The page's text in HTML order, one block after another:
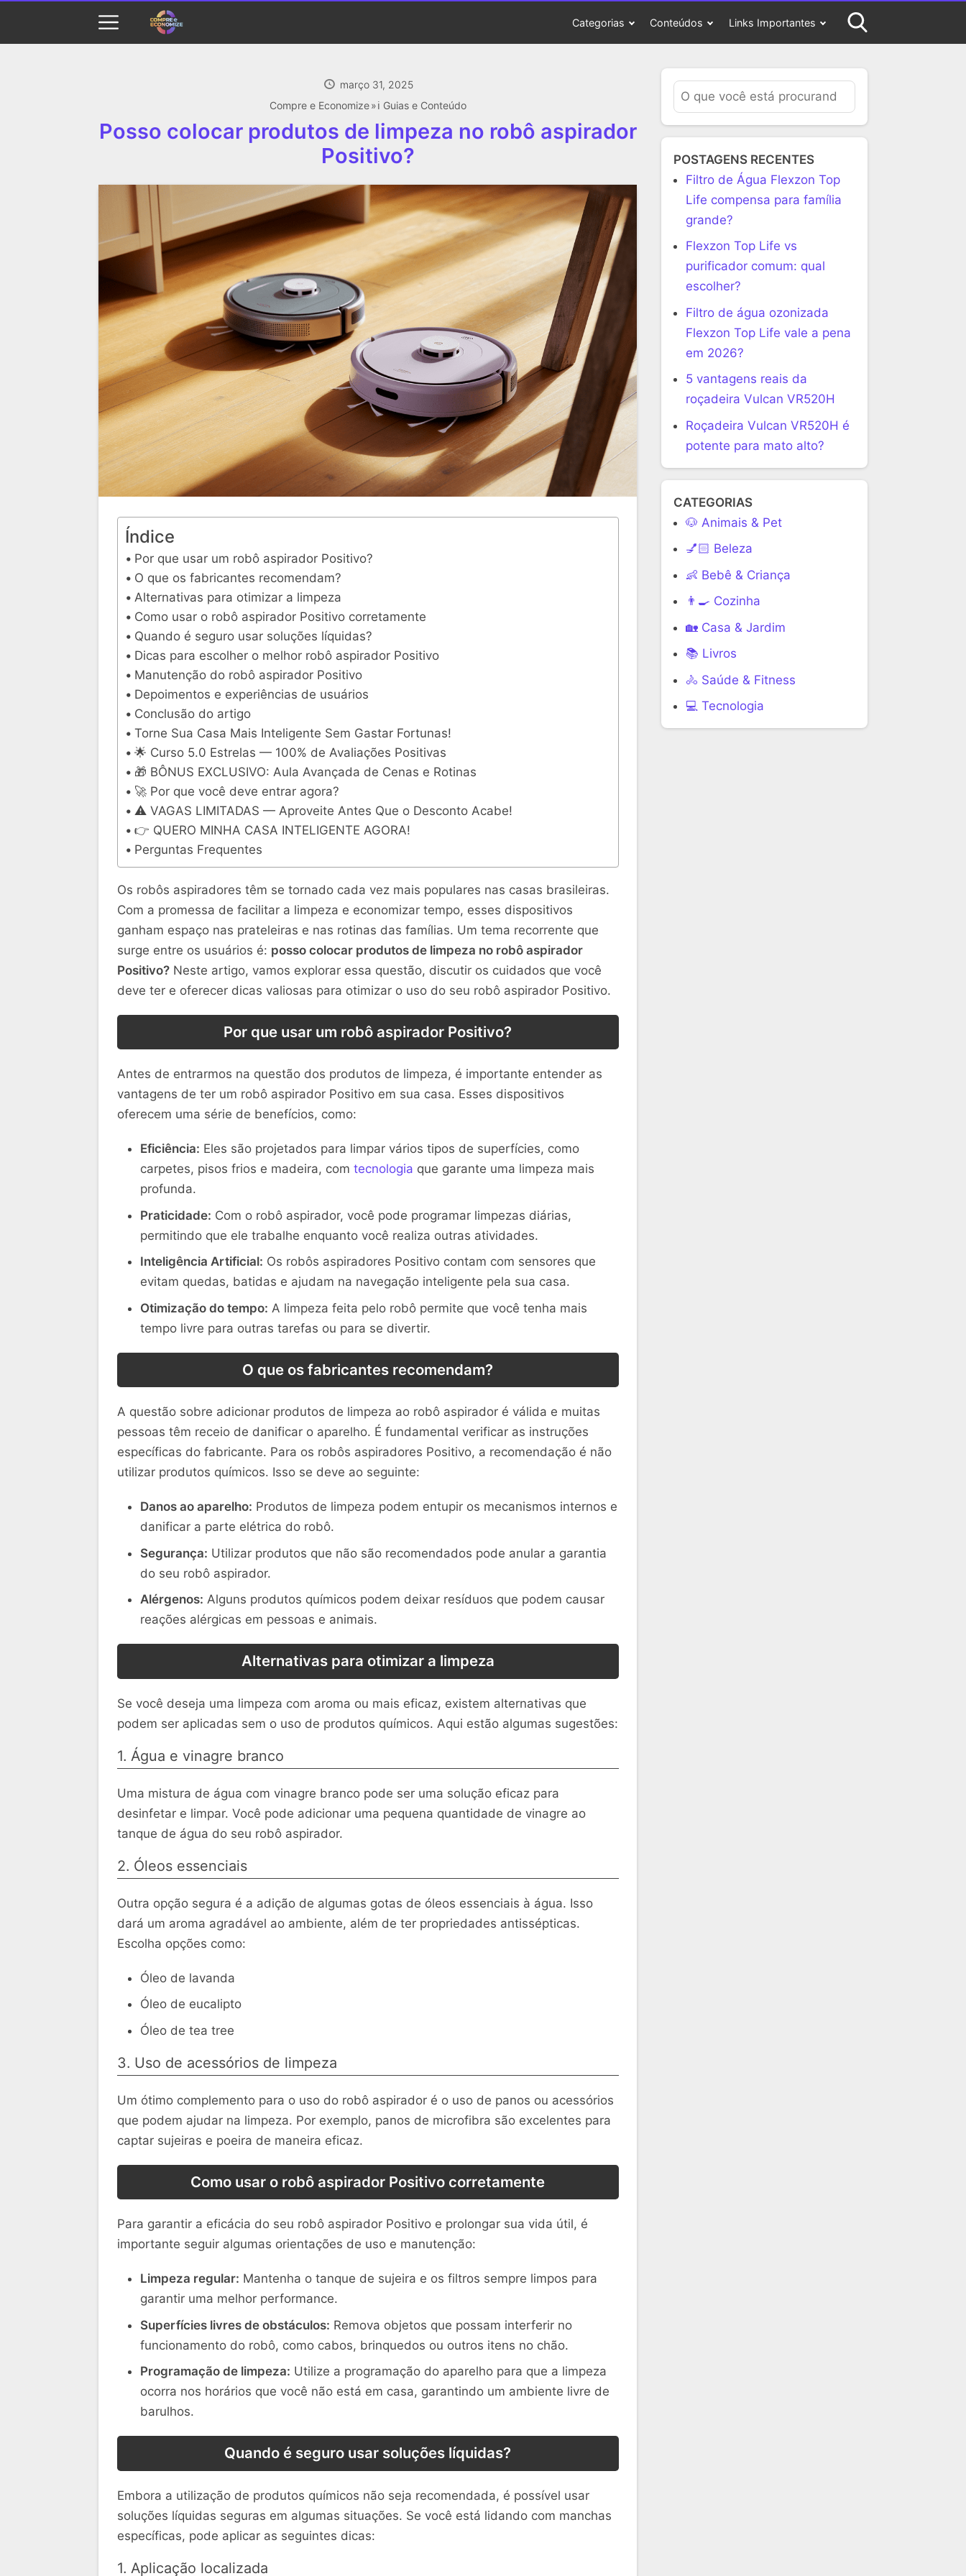
Categorias Conteúdos Links Importantes
março 31, 2025
Compre e Economize
ℹ️ Guias e Conteúdo
Posso colocar produtos de limpeza no robô aspirador
Positivo?
Índice
Por que usar um robô aspirador Positivo?
O que os fabricantes recomendam?
Alternativas para otimizar a limpeza
Como usar o robô aspirador Positivo corretamente
Quando é seguro usar soluções líquidas?
Dicas para escolher o melhor robô aspirador Positivo
Manutenção do robô aspirador Positivo
Depoimentos e experiências de usuários
Conclusão do artigo
Torne Sua Casa Mais Inteligente Sem Gastar Fortunas!
🌟 Curso 5.0 Estrelas — 100% de Avaliações Positivas
🎁 BÔNUS EXCLUSIVO: Aula Avançada de Cenas e Rotinas
🚀 Por que você deve entrar agora?
⚠️ VAGAS LIMITADAS — Aproveite Antes Que o Desconto Acabe!
👉 QUERO MINHA CASA INTELIGENTE AGORA!
Perguntas Frequentes
Os robôs aspiradores têm se tornado cada vez mais populares nas casas brasileiras.
Com a promessa de facilitar a limpeza e economizar tempo, esses dispositivos
ganham espaço nas prateleiras e nas rotinas das famílias. Um tema recorrente que
surge entre os usuários é: posso colocar produtos de limpeza no robô aspirador
Positivo?Neste artigo, vamos explorar essa questão, discutir os cuidados que você
deve ter e oferecer dicas valiosas para otimizar o uso do seu robô aspirador Positivo.
Por que usar um robô aspirador Positivo?
Antes de entrarmos na questão dos produtos de limpeza, é importante entender as
vantagens de ter um robô aspirador Positivo em sua casa. Esses dispositivos
oferecem uma série de benefícios, como:
Eficiência: Eles são projetados para limpar vários tipos de superfícies, como
carpetes, pisos frios e madeira, com tecnologia que garante uma limpeza mais
profunda.
Praticidade: Com o robô aspirador, você pode programar limpezas diárias,
permitindo que ele trabalhe enquanto você realiza outras atividades.
Inteligência Artificial: Os robôs aspiradores Positivo contam com sensores que
evitam quedas, batidas e ajudam na navegação inteligente pela sua casa.
Otimização do tempo: A limpeza feita pelo robô permite que você tenha mais
tempo livre para outras tarefas ou para se divertir.
O que os fabricantes recomendam?
A questão sobre adicionar produtos de limpeza ao robô aspirador é válida e muitas
pessoas têm receio de danificar o aparelho. É fundamental verificar as instruções
específicas do fabricante. Para os robôs aspiradores Positivo, a recomendação é não
utilizar produtos químicos. Isso se deve ao seguinte:
Danos ao aparelho: Produtos de limpeza podem entupir os mecanismos internos e
danificar a parte elétrica do robô.
Segurança: Utilizar produtos que não são recomendados pode anular a garantia
do seu robô aspirador.
Alérgenos: Alguns produtos químicos podem deixar resíduos que podem causar
reações alérgicas em pessoas e animais.
Alternativas para otimizar a limpeza
Se você deseja uma limpeza com aroma ou mais eficaz, existem alternativas que
podem ser aplicadas sem o uso de produtos químicos. Aqui estão algumas sugestões:
1. Água e vinagre branco
Uma mistura de água com vinagre branco pode ser uma solução eficaz para
desinfetar e limpar. Você pode adicionar uma pequena quantidade de vinagre ao
tanque de água do seu robô aspirador.
2. Óleos essenciais
Outra opção segura é a adição de algumas gotas de óleos essenciais à água. Isso
dará um aroma agradável ao ambiente, além de ter propriedades antissépticas.
Escolha opções como:
Óleo de lavanda
Óleo de eucalipto
Óleo de tea tree
3. Uso de acessórios de limpeza
Um ótimo complemento para o uso do robô aspirador é o uso de panos ou acessórios
que podem ajudar na limpeza. Por exemplo, panos de microfibra são excelentes para
captar sujeiras e poeira de maneira eficaz.
Como usar o robô aspirador Positivo corretamente
Para garantir a eficácia do seu robô aspirador Positivo e prolongar sua vida útil, é
importante seguir algumas orientações de uso e manutenção:
Limpeza regular: Mantenha o tanque de sujeira e os filtros sempre limpos para
garantir uma melhor performance.
Superfícies livres de obstáculos: Remova objetos que possam interferir no
funcionamento do robô, como cabos, brinquedos ou outros itens no chão.
Programação de limpeza: Utilize a programação do aparelho para que a limpeza
ocorra nos horários que você não está em casa, garantindo um ambiente livre de
barulhos.
Quando é seguro usar soluções líquidas?
Embora a utilização de produtos químicos não seja recomendada, é possível usar
soluções líquidas seguras em algumas situações. Se você está lidando com manchas
específicas, pode aplicar as seguintes dicas:
1. Aplicação localizada
POSTAGENS RECENTES
Filtro de Água Flexzon Top
Life compensa para família
grande?
Flexzon Top Life vs
purificador comum: qual
escolher?
Filtro de água ozonizada
Flexzon Top Life vale a pena
em 2026?
5 vantagens reais da
roçadeira Vulcan VR520H
Roçadeira Vulcan VR520H é
potente para mato alto?
CATEGORIAS
🐶 Animais & Pet
💅🏻 Beleza
👶 Bebê & Criança
👨‍🍳 Cozinha
🏡 Casa & Jardim
📚 Livros
🚴 Saúde & Fitness
‍💻 Tecnologia